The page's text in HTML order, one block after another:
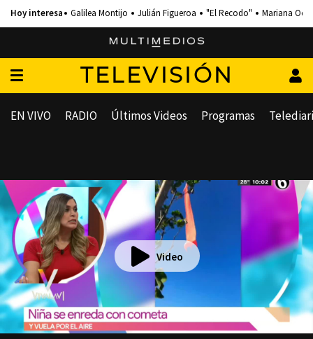
Galilea Montijo Julián Figueroa "El Recodo" Mariana
TELEVISIÓN
EN VIVO RADIO Últimos Videos Programas
Video